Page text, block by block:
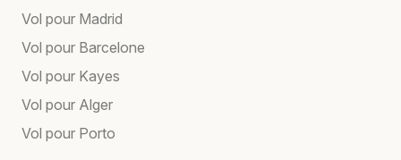
Vol pour Madrid
Vol pour Barcelone
Vol pour Kayes
Vol pour Alger
Vol pour Porto